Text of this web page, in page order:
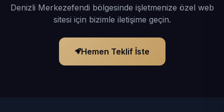
Denizli Merkezefendi bölgesinde işletmenize özel web
sitesi için bizimle iletişime geçin.
Hemen Teklif İste